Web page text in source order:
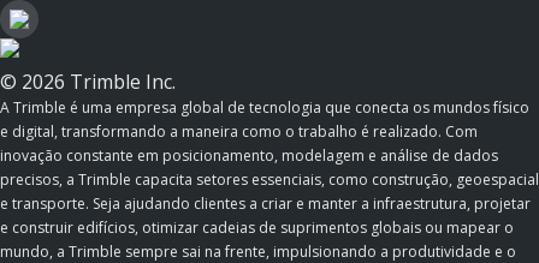
© 2026 Trimble Inc.
A Trimble é uma empresa global de tecnologia que conecta os mundos físico
e digital, transformando a maneira como o trabalho é realizado. Com
inovação constante em posicionamento, modelagem e análise de dados
precisos, a Trimble capacita setores essenciais, como construção, geoespacial
e transporte. Seja ajudando clientes a criar e manter a infraestrutura, projetar
e construir edifícios, otimizar cadeias de suprimentos globais ou mapear o
mundo, a Trimble sempre sai na frente, impulsionando a produtividade e o